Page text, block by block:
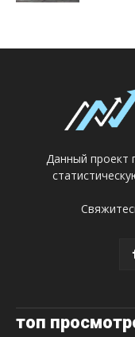
Данный проект
топ